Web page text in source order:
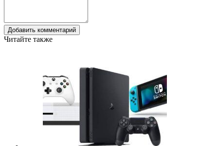
Добавить комментарий
Читайте также